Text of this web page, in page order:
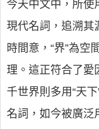
今天中文中，所使
現代名詞，追溯其
時間意，“界”為空
理。這正符合了愛
千世界則多用“天
名詞，如今被廣泛